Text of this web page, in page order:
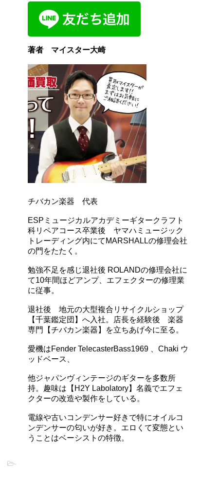
著者 マイスター大崎
チバカン楽器 代表
ESPミュージカルアカデミーギタークラフト
科リペアコース卒業後 ヤマハミュージック
トレーディング内にてMARSHALLの修理会社
の門をたたく。
勉強不足を感じ退社後 ROLANDの修理会社に
て10年間ほどアンプ、エフェクターの修理業
に従事。
退社後 地元の大型複合リサイクルショップ
【千葉鑑定団】へ入社。店長を経験後 楽器
専門【チバカン楽器】を立ちあげ今に至る。
愛機はFender TelecasterBass1969 、Chaki ウ
ッドベース、
他ジャパンヴィンテージのギターを多数所
持。趣味は【H2Y Labolatory】名義でエフェ
クターの改造や製作をしている。
電線や古いコンデンサー好きで特にオイルコ
ンデンサーの匂いが好き。エロくて変態とい
うことはベーシストの特徴。
-